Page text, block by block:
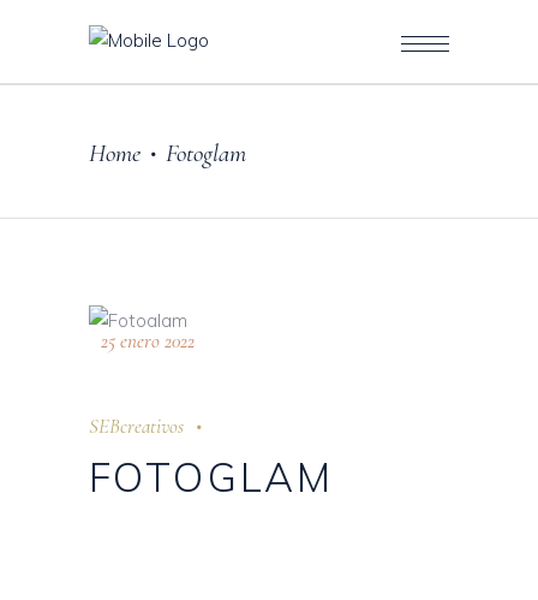
Home • Fotoglam
25 enero 2022
SEBcreativos
FOTOGLAM